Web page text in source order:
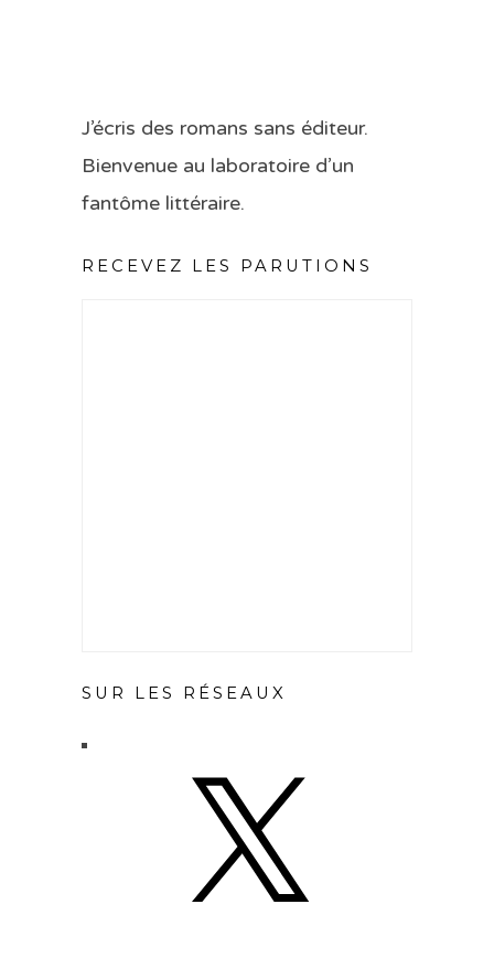
J’écris des romans sans éditeur.
Bienvenue au laboratoire d’un
fantôme littéraire.
RECEVEZ LES PARUTIONS
SUR LES RÉSEAUX